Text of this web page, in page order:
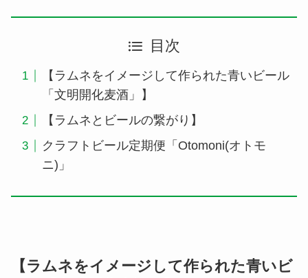
目次
【ラムネをイメージして作られた青いビール
「文明開化麦酒」】
【ラムネとビールの繋がり】
クラフトビール定期便「Otomoni(オトモ
ニ)」
【ラムネをイメージして作られた青いビ